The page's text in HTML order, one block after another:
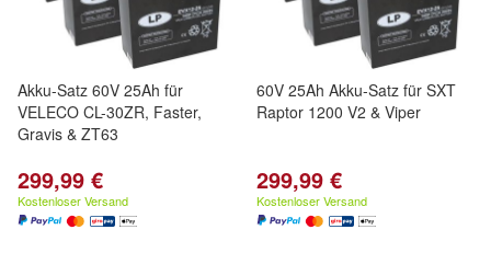
Akku-Satz 60V 25Ah für
VELECO CL-30ZR, Faster,
Gravis & ZT63
299,99 €
Kostenloser Versand
60V 25Ah Akku-Satz für SXT
Raptor 1200 V2 & Viper
299,99 €
Kostenloser Versand